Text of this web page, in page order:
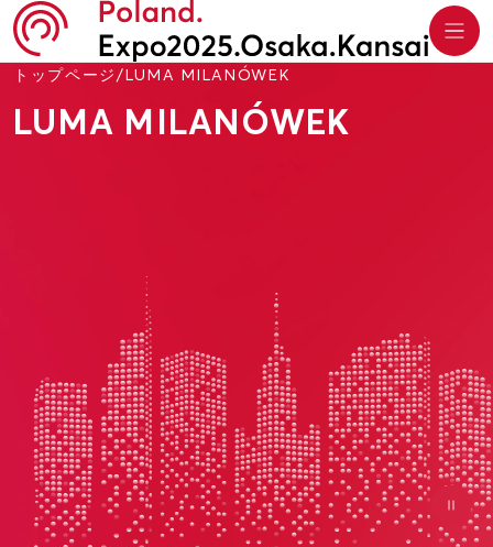
トップページ/LUMA MILANÓWEK
LUMA MILANÓWEK